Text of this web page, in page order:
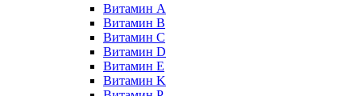
Витамин A
Витамин B
Витамин C
Витамин D
Витамин E
Витамин K